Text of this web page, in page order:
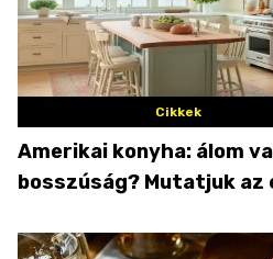
Cikkek
Amerikai konyha: álom
bosszúság? Mutatjuk az